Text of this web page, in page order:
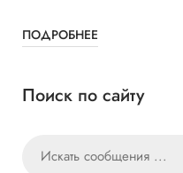
ПОДРОБНЕЕ
Поиск по сайту